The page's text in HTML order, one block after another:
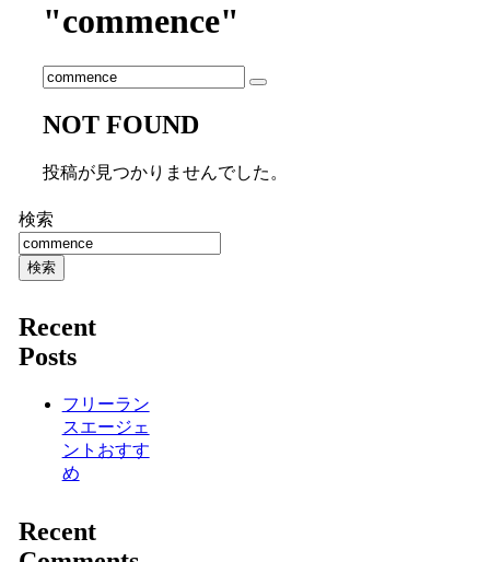
"commence"
NOT FOUND
投稿が見つかりませんでした。
検索
検索
Recent
Posts
フリーラン
スエージェ
ントおすす
め
Recent